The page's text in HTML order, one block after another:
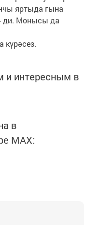
яртыда гына
- ди. Монысы да
и интересным в
в
MАХ: